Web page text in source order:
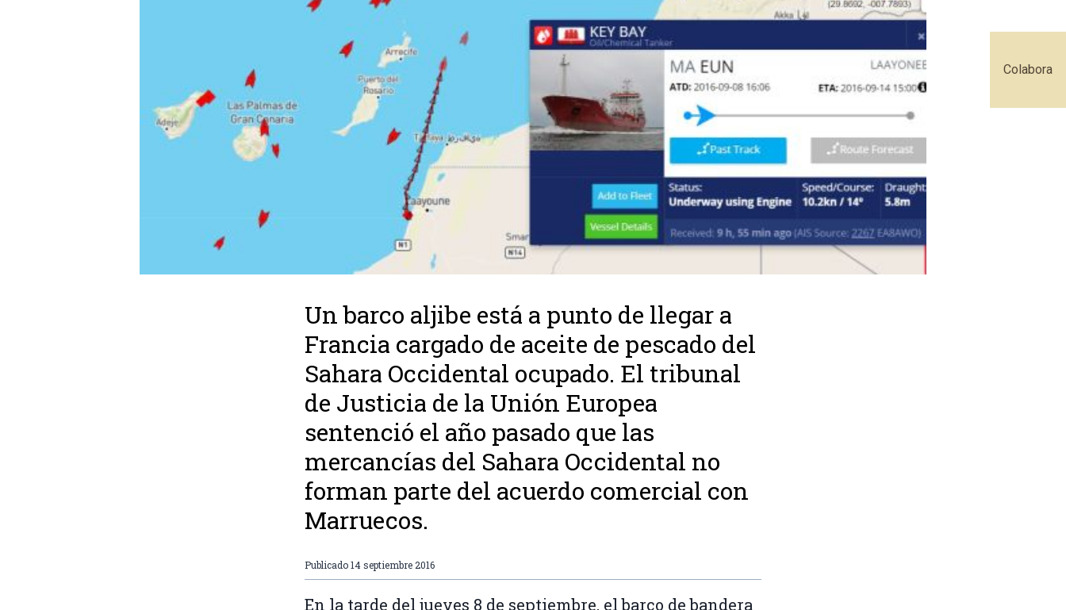
Colabora
Un barco aljibe está a punto de llegar a
Francia cargado de aceite de pescado del
Sahara Occidental ocupado. El tribunal
de Justicia de la Unión Europea
sentenció el año pasado que las
mercancías del Sahara Occidental no
forman parte del acuerdo comercial con
Marruecos.
Publicado14 septiembre 2016
En la tarde del jueves 8 de septiembre, el barco de bandera